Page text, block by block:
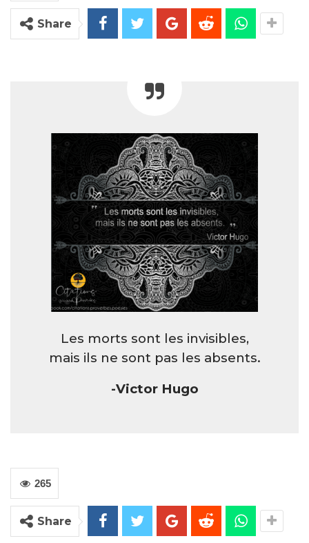
Share
Les morts sont les invisibles,
mais ils ne sont pas les absents.
-Victor Hugo
265
Share